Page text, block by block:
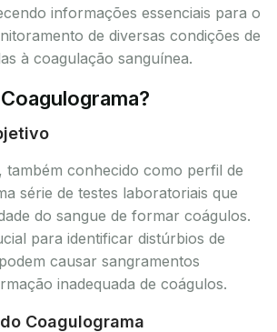
informações essenciais para o
de diversas condições de
à coagulação sanguínea.
também conhecido como perfil de
série de testes laboratoriais que
do sangue de formar coágulos.
para identificar distúrbios de
causar sangramentos
inadequada de coágulos.
Coagulograma